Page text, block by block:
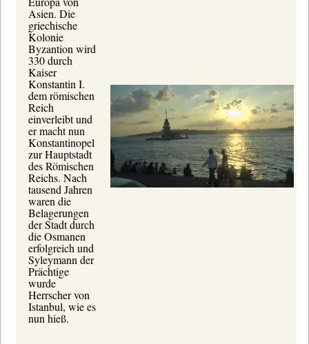
Asien. Die
griechische
Kolonie
Byzantion wird
330 durch
Kaiser
Konstantin I.
dem römischen
Reich
einverleibt und
er macht nun
Konstantinopel
zur Hauptstadt
des Römischen
Reichs. Nach
tausend Jahren
waren die
Belagerungen
der Stadt durch
die Osmanen
erfolgreich und
Syleymann der
Prächtige
wurde
Herrscher von
Istanbul, wie es
nun hieß.